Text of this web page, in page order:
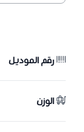
رقم الموديل
الوزن